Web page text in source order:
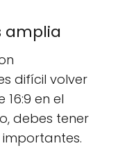
amplia
difícil volver
en el
debes tener